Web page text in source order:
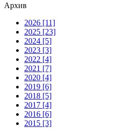
Архив
2026 [11]
2025 [23]
2024 [5]
2023 [3]
2022 [4]
2021 [7]
2020 [4]
2019 [6]
2018 [5]
2017 [4]
2016 [6]
2015 [3]